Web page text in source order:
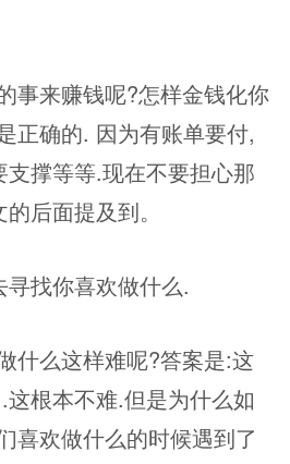
事来赚钱呢?怎样金钱化你
正确的. 因为有账单要付,
撑等等.现在不要担心那
后面提及到。
找你喜欢做什么.
什么这样难呢?答案是:这
根本不难.但是为什么如
喜欢做什么的时候遇到了